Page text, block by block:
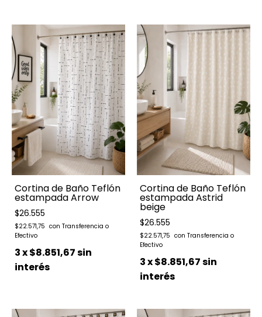
Cortina de Baño Teflón
estampada Arrow
$26.555
$22.571,75
3x$8.851,67sin
interés
Cortina de Baño Teflón
estampada Astrid
beige
$26.555
$22.571,75
3x$8.851,67sin
interés